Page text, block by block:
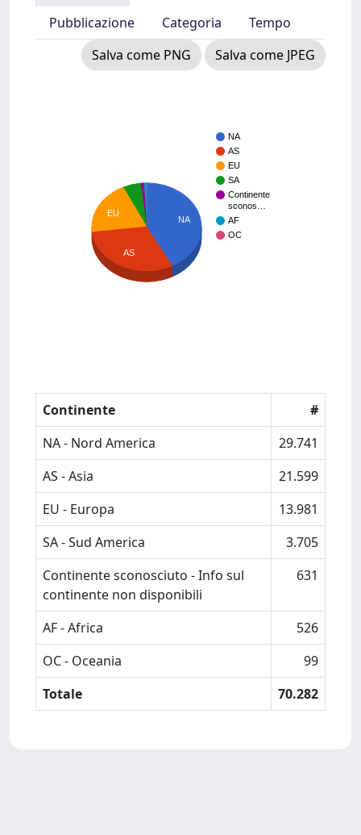
Pubblicazione
Categoria
Tempo
Salva come PNG
Salva come JPEG
NA
AS
EU
SA
Continente
sconos…
AF
OC
NA
EU
AS
Continente
#
NA - Nord America
29.741
AS - Asia
21.599
EU - Europa
13.981
SA - Sud America
3.705
Continente sconosciuto - Info sul
continente non disponibili
631
AF - Africa
526
OC - Oceania
99
Totale
70.282